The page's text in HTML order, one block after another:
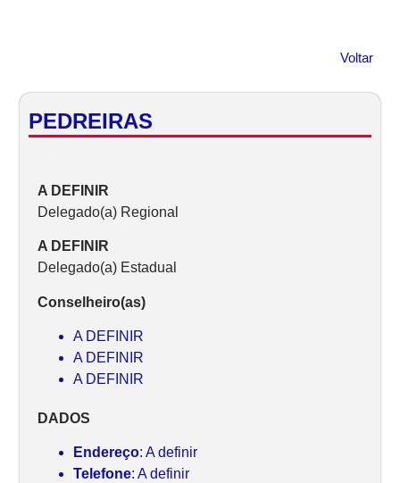
Voltar
PEDREIRAS
A DEFINIR
Delegado(a) Regional
A DEFINIR
Delegado(a) Estadual
Conselheiro(as)
A DEFINIR
A DEFINIR
A DEFINIR
DADOS
Endereço: A definir
Telefone: A definir